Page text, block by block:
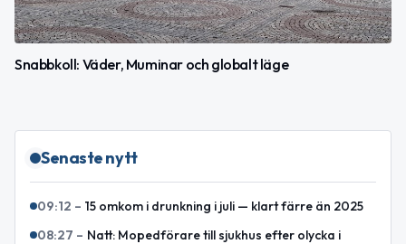
Snabbkoll: Väder, Muminar och globalt läge
Senaste nytt
09:12 – 15 omkom i drunkning i juli — klart färre än 2025
08:27 – Natt: Mopedförare till sjukhus efter olycka i